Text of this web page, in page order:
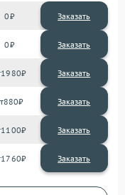
0 Заказать
0 Заказать
1980
880
1100
1760